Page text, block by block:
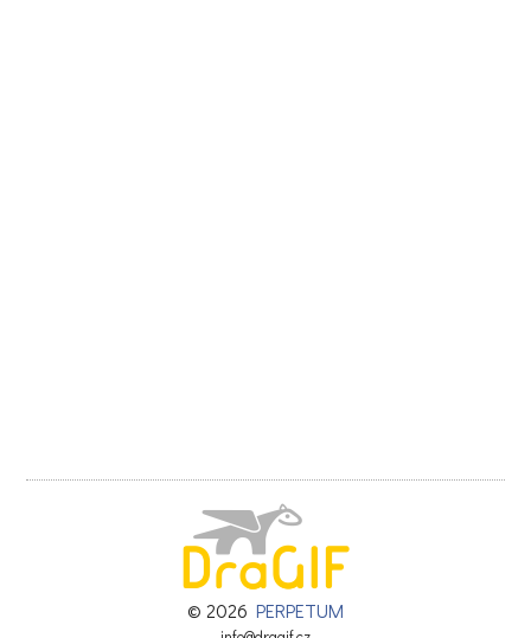
© 2026 PERPETUM